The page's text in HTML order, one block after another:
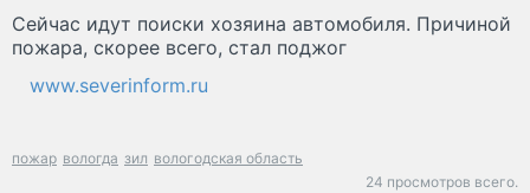
Сейчас идут поиски хозяина автомобиля. Причиной
пожара, скорее всего, стал поджог
www.severinform.ru
пожар вологда зил вологодская область
24 просмотров всего.